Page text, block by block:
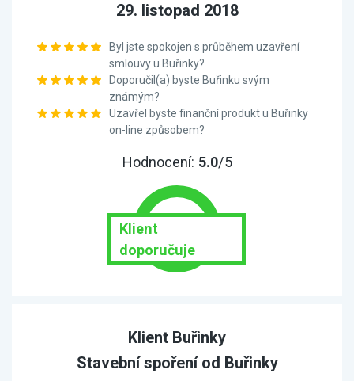
29. listopad 2018
Byl jste spokojen s průběhem uzavření
smlouvy u Buřinky?
Doporučil(a) byste Buřinku svým
známým?
Uzavřel byste finanční produkt u Buřinky
on-line způsobem?
Hodnocení: 5.0/5
Klient
doporučuje
Klient Buřinky
Stavební spoření od Buřinky